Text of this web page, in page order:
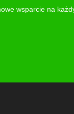
wsparcie na